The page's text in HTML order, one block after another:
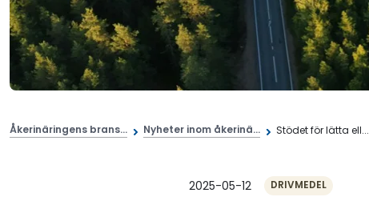
Åkerinäringens brans... Nyheter inom åkerinä... Stödet för lätta ell...
2025-05-12 DRIVMEDEL